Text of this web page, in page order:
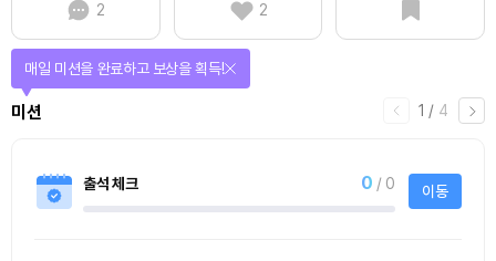
2
2
1 / 4
미션
매일 미션을 완료하고 보상을 획득!
출석 체크 0 / 0 이동